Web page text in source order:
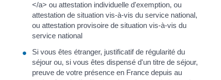
</a> ou attestation individuelle d'exemption, ou
attestation de situation vis-à-vis du service national,
ou attestation provisoire de situation vis-à-vis du
service national
Si vous êtes étranger, justificatif de régularité du
séjour ou, si vous êtes dispensé d'un titre de séjour,
preuve de votre présence en France depuis au